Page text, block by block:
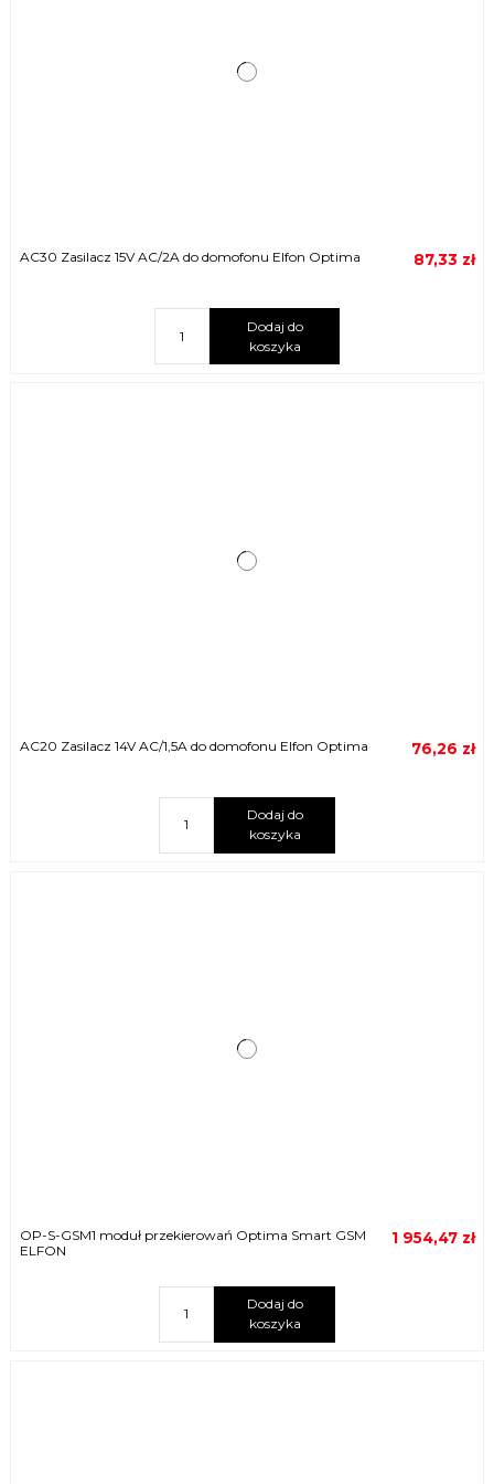
AC30 Zasilacz 15V AC/2A do domofonu Elfon Optima 87,33 zł
Dodaj do
koszyka
AC20 Zasilacz 14V AC/1,5A do domofonu Elfon Optima 76,26 zł
Dodaj do
koszyka
OP-S-GSM1 moduł przekierowań Optima Smart GSM
ELFON
1 954,47 zł
Dodaj do
koszyka